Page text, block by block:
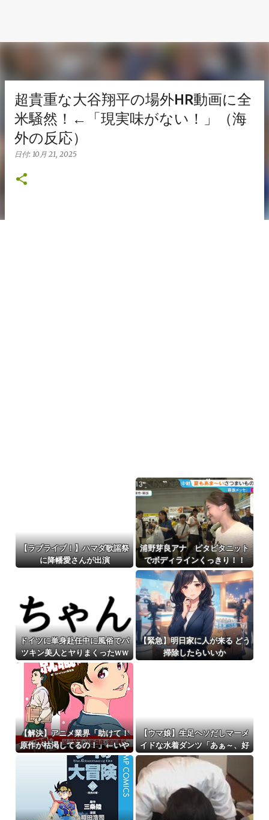
超貴重な大谷翔平の場外HR動画に全
米騒然！←「現実味がない！」（海
外の反応）
日付: 10月 21, 2025
【ラブライブ！】ハマダ歌謡祭
に降幡愛さんが出演
浦野芽良アナ ピタピタニット
でボディラインくっきり！！
ドイツに単身赴任中に風俗でパ
ツキン美人とヤりまくったww
ww
【緊急】明日家に人が来る どう
掃除したらいいか
【解決】アニメ業界「助けて！
原作が枯渇してるの！」←いや
既存作品の2期やったら良いよ
ね？
【ウマ娘】生足ヘソだしマーメ
イドな水着ダンツ「あぁ～、好
き」